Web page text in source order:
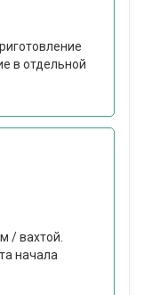
в отдельной
/ вахтой.
начала